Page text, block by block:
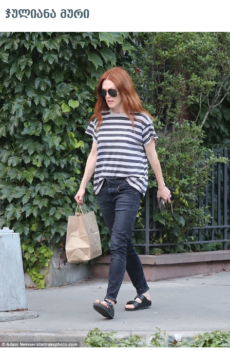
ჯულიანა მური